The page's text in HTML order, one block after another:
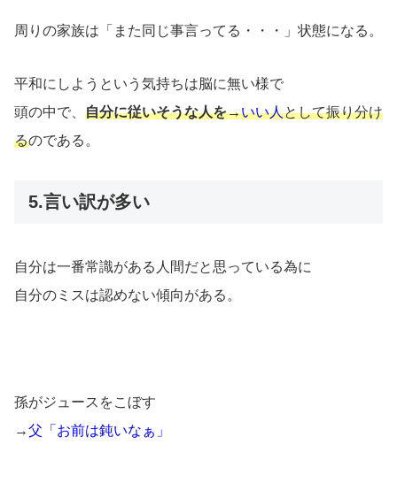
周りの家族は「また同じ事言ってる・・・」状態になる。
平和にしようという気持ちは脳に無い様で
頭の中で、 自分に従いそうな人を→いい人として振り分け
るのである。
5.言い訳が多い
自分は一番常識がある人間だと思っている為に
自分のミスは認めない傾向がある。
孫がジュースをこぼす
→父「お前は鈍いなぁ」